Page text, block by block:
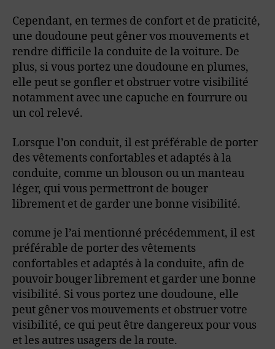
Cependant, en termes de confort et de praticité,
une doudoune peut gêner vos mouvements et
rendre difficile la conduite de la voiture. De
plus, si vous portez une doudoune en plumes,
elle peut se gonfler et obstruer votre visibilité
notamment avec une capuche en fourrure ou
un col relevé.
Lorsque l’on conduit, il est préférable de porter
des vêtements confortables et adaptés à la
conduite, comme un blouson ou un manteau
léger, qui vous permettront de bouger
librement et de garder une bonne visibilité.
comme je l’ai mentionné précédemment, il est
préférable de porter des vêtements
confortables et adaptés à la conduite, afin de
pouvoir bouger librement et garder une bonne
visibilité. Si vous portez une doudoune, elle
peut gêner vos mouvements et obstruer votre
visibilité, ce qui peut être dangereux pour vous
et les autres usagers de la route.